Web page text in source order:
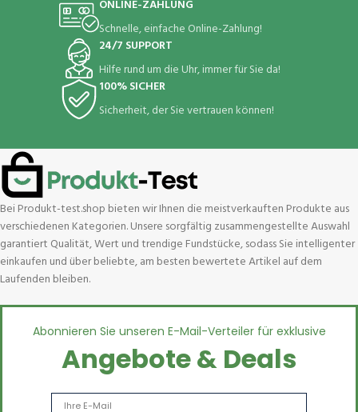
ONLINE-ZAHLUNG
Schnelle, einfache Online-Zahlung!
24/7 SUPPORT
Hilfe rund um die Uhr, immer für Sie da!
100% SICHER
Sicherheit, der Sie vertrauen können!
Bei Produkt-test.shop bieten wir Ihnen die meistverkauften Produkte aus
verschiedenen Kategorien. Unsere sorgfältig zusammengestellte Auswahl
garantiert Qualität, Wert und trendige Fundstücke, sodass Sie intelligenter
einkaufen und über beliebte, am besten bewertete Artikel auf dem
Laufenden bleiben.
Abonnieren Sie unseren E-Mail-Verteiler für exklusive
Angebote & Deals